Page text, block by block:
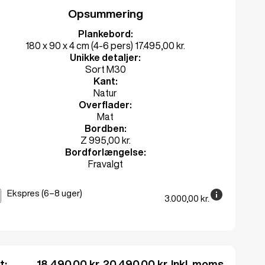
Opsummering
Plankebord:
180 x 90 x 4 cm (4-6 pers) 17.495,00 kr.
Unikke detaljer:
Sort M30
Kant:
Natur
Overflader:
Mat
Bordben:
Z 995,00 kr.
Bordforlængelse:
Fravalgt
Ekspres (6–8 uger)
3.000,00 kr.